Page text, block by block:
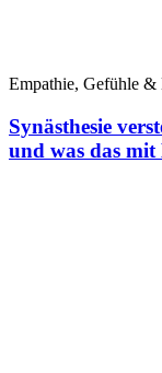
Empathie, Gefühle &
Synästhesie
und was das